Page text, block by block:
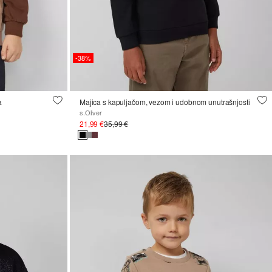
-38%
Majica s kapuljačom, vezom i udobnom unutrašnjosti
s.Oliver
21,99 €35,99 €